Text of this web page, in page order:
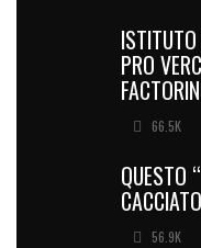
PRO
66.5K
QUESTO
56.9K